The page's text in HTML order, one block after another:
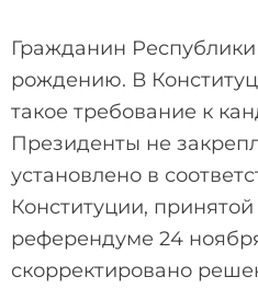
Гражданин
рождению. В
такое требование к
Президенты не
установлено в
Конституции,
референдуме 24
скорректировано